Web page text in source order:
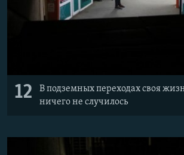
12
В подземных переходах своя
ничего не случилось